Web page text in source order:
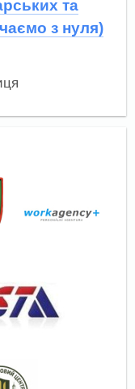
та
з нуля)